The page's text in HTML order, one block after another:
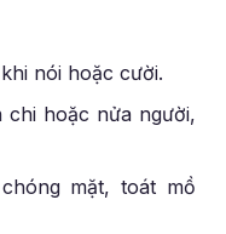
nói hoặc cười.
hoặc nửa người,
mặt, toát mồ